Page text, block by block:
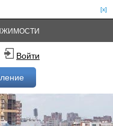
[x]
Войти